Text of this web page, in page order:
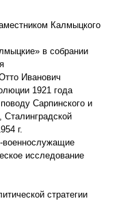
Калмыцкого
в собрании
Иванович
1921 года
Сарпинского и
Сталинградской
г.
исследование
стратегии